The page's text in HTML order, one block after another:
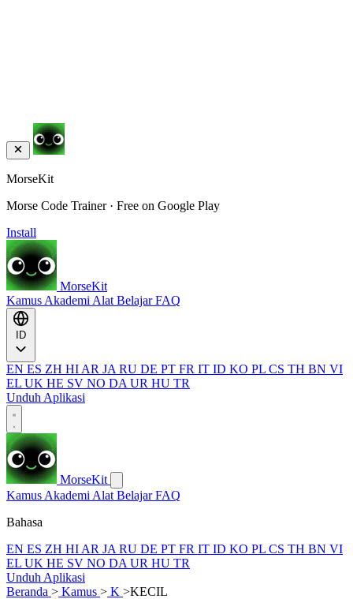
MorseKit
Morse Code Trainer · Free on Google Play
Install
MorseKit
Kamus Akademi Alat BelajarFAQ
EN ES ZH HI AR JA RU DE PT FR IT ID KO PL CS TH BN VI
EL UK HE SV NO DA UR HU TR
Unduh Aplikasi
MorseKit
Kamus Akademi Alat BelajarFAQ
Bahasa
EN ES ZH HI AR JA RU DE PT FR IT ID KO PL CS TH BN VI
EL UK HE SV NO DA UR HU TR
Unduh Aplikasi
Beranda > Kamus > K >KECIL